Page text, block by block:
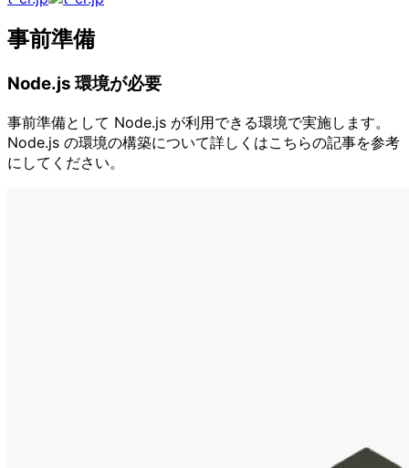
事前準備
Node.js 環境が必要
事前準備として Node.js が利用できる環境で実施します。
Node.js の環境の構築について詳しくはこちらの記事を参考
にしてください。